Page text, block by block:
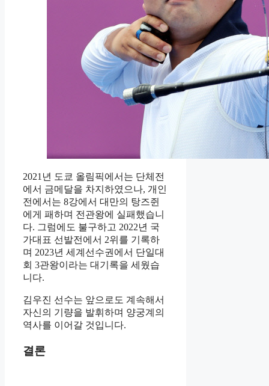
2021년 도쿄 올림픽에서는 단체전
에서 금메달을 차지하였으나, 개인
전에서는 8강에서 대만의 탕즈쥔
에게 패하며 전관왕에 실패했습니
다. 그럼에도 불구하고 2022년 국
가대표 선발전에서 2위를 기록하
며 2023년 세계선수권에서 단일대
회 3관왕이라는 대기록을 세웠습
니다.
김우진 선수는 앞으로도 계속해서
자신의 기량을 발휘하며 양궁계의
역사를 이어갈 것입니다.
결론